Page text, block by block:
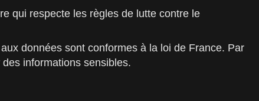
qui respecte les règles de lutte contre le
données sont conformes à la loi de France. Par
informations sensibles.